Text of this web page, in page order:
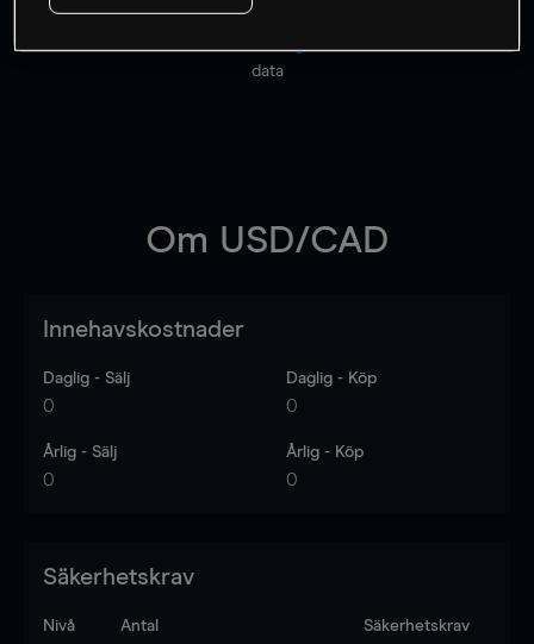
Priserna är endast vägledande.
data
Om USD/CAD
Innehavskostnader
Daglig - Sälj
0
Daglig - Köp
0
Årlig - Sälj
0
Årlig - Köp
0
Säkerhetskrav
Nivå Antal Säkerhetskrav